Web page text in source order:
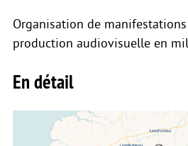
Organisation de
production audiovisuelle en
En détail